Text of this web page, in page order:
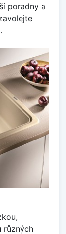
poradny a
různých